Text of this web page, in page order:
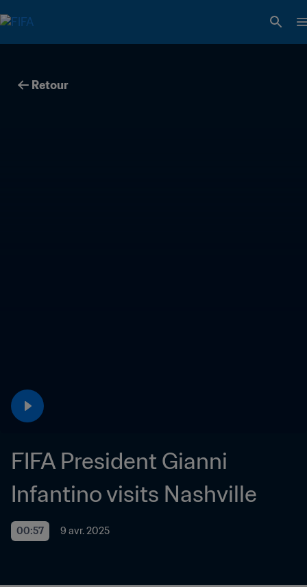
Retour
FIFA President Gianni
Infantino visits Nashville
00:57 9 avr. 2025